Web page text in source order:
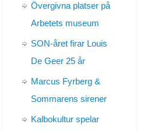
Övergivna platser på
Arbetets museum
SON-året firar Louis
De Geer 25 år
Marcus Fyrberg &
Sommarens sirener
Kalbokultur spelar